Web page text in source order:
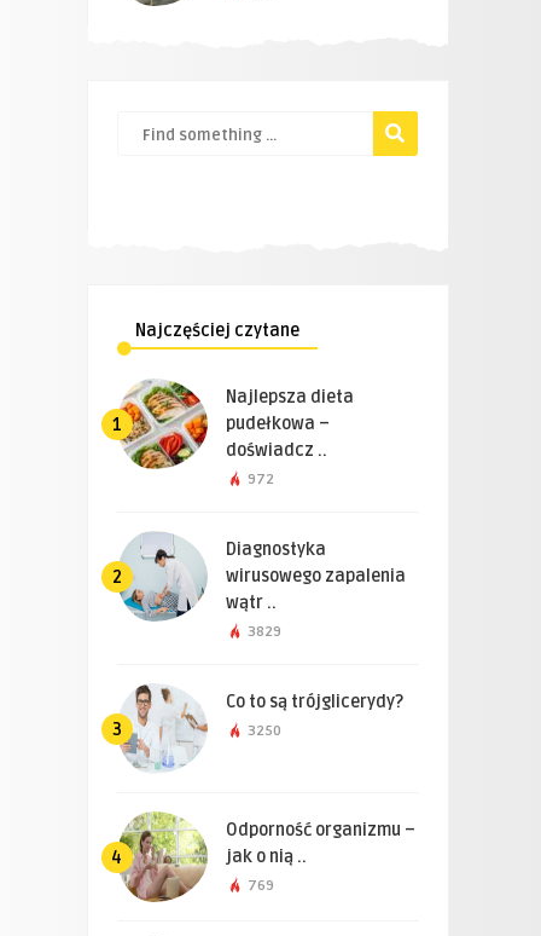
Najczęściej czytane
1
Najlepsza dieta
pudełkowa –
doświadcz ..
972
2
Diagnostyka
wirusowego zapalenia
wątr ..
3829
3
Co to są trójglicerydy?
3250
4
Odporność organizmu –
jak o nią ..
769